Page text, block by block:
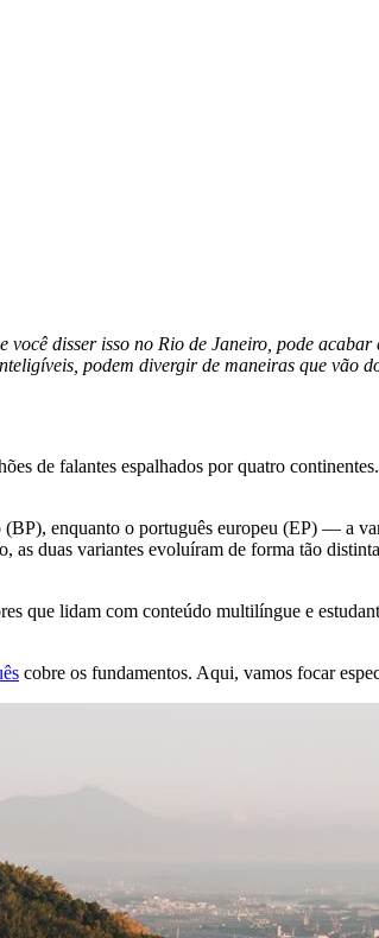
disser isso no Rio de Janeiro, pode
podem divergir de maneiras que vão
de falantes espalhados por quatro
enquanto o português europeu (EP) — a
duas variantes evoluíram de forma tão
que lidam com conteúdo multilíngue e
cobre os fundamentos. Aqui, vamos focar